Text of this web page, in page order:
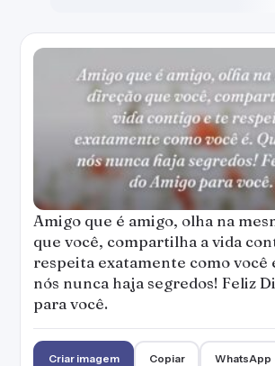
Amigo que é amigo, olha na
que você, compartilha a vida
respeita exatamente como você
nós nunca haja segredos! Feliz
para você.
Criar imagem Copiar WhatsApp